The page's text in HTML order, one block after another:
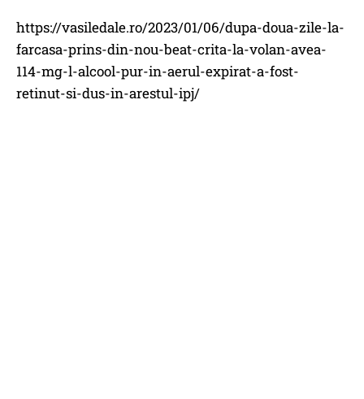
https://vasiledale.ro/2023/01/06/dupa-doua-zile-la-
farcasa-prins-din-nou-beat-crita-la-volan-avea-
114-mg-l-alcool-pur-in-aerul-expirat-a-fost-
retinut-si-dus-in-arestul-ipj/